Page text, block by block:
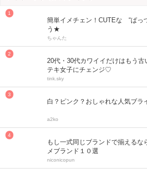
簡単イメチェン！CUTEな “ぱっ
う★
ちゃんた
20代・30代カワイイだけはもう古
テキ女子にチェンジ♡
tink.sky
白？ピンク？おしゃれな人気ブラ
a2ko
もし一式同じブランドで揃えるな
メブランド１０選
niconicopun